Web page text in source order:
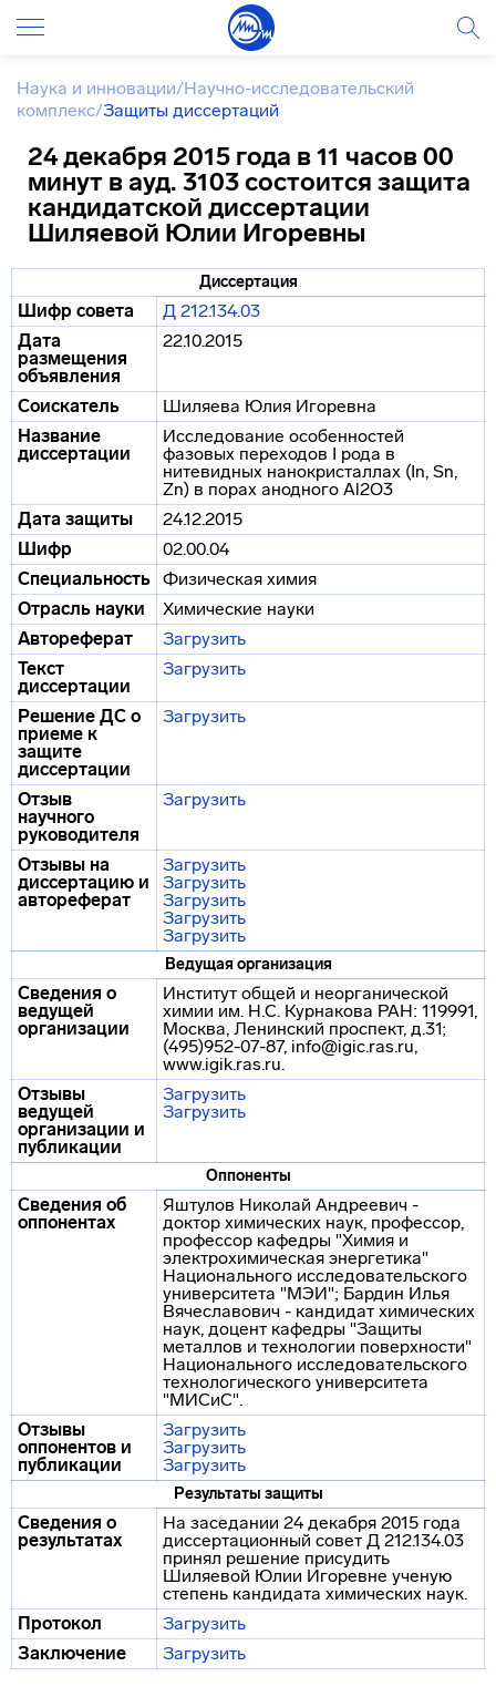
Наука и инновации/Научно-исследовательский
комплекс/Защиты диссертаций
24 декабря 2015 года в 11 часов 00
минут в ауд. 3103 состоится защита
кандидатской диссертации
Шиляевой Юлии Игоревны
Диссертация
Шифр совета
Д 212.134.03
Дата
размещения
объявления
22.10.2015
Соискатель
Шиляева Юлия Игоревна
Название
диссертации
Исследование особенностей
фазовых переходов I рода в
нитевидных нанокристаллах (In, Sn,
Zn) в порах анодного Al2O3
Дата защиты
24.12.2015
Шифр
02.00.04
Специальность Физическая химия
Отрасль науки
Химические науки
Автореферат
Загрузить
Текст
диссертации
Загрузить
Решение ДС о
приеме к
защите
диссертации
Загрузить
Отзыв
научного
руководителя
Загрузить
Отзывы на
диссертацию и
автореферат
Загрузить
Загрузить
Загрузить
Загрузить
Загрузить
Ведущая организация
Сведения о
ведущей
организации
Институт общей и неорганической
химии им. Н.С. Курнакова РАН: 119991,
Москва, Ленинский проспект, д.31;
(495)952-07-87, info@igic.ras.ru,
www.igik.ras.ru.
Отзывы
ведущей
организации и
публикации
Загрузить
Загрузить
Оппоненты
Сведения об
оппонентах
Яштулов Николай Андреевич -
доктор химических наук, профессор,
профессор кафедры "Химия и
электрохимическая энергетика"
Национального исследовательского
университета "МЭИ"; Бардин Илья
Вячеславович - кандидат химических
наук, доцент кафедры "Защиты
металлов и технологии поверхности"
Национального исследовательского
технологического университета
"МИСиС".
Отзывы
оппонентов и
публикации
Загрузить
Загрузить
Загрузить
Результаты защиты
Сведения о
результатах
На заседании 24 декабря 2015 года
диссертационный совет Д 212.134.03
принял решение присудить
Шиляевой Юлии Игоревне ученую
степень кандидата химических наук.
Протокол
Загрузить
Заключение
Загрузить